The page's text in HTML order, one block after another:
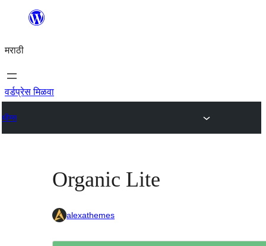
सामुग्रीवर
मराठी
वर्डप्रेस मिळवा
थीम्स
Organic Lite
alexathemes